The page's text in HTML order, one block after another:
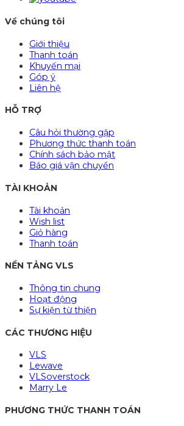
Về chúng tôi
Giới thiệu
Thanh toán
Khuyến mại
Góp ý
Liên hệ
HỖ TRỢ
Câu hỏi thường gặp
Phương thức thanh toán
Chính sách bảo mật
Báo giá vận chuyển
TÀI KHOẢN
Tài khoản
Wish list
Giỏ hàng
Thanh toán
NỀN TẢNG VLS
Thông tin chung
Hoạt động
Sự kiện từ thiện
CÁC THƯƠNG HIỆU
VLS
Lewave
VLSoverstock
Marry Le
PHƯƠNG THỨC THANH TOÁN